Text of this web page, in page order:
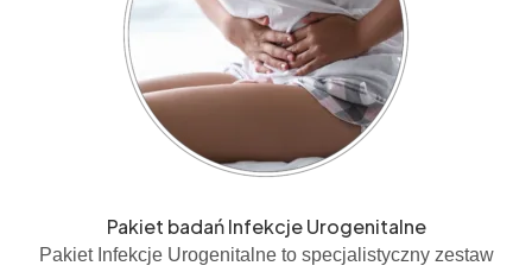
Pakiet badań Infekcje Urogenitalne
Pakiet Infekcje Urogenitalne to specjalistyczny zestaw